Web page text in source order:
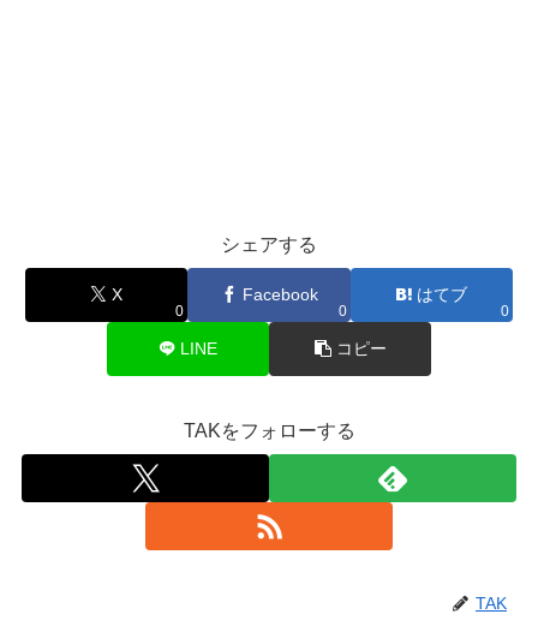
シェアする
X
0
Facebook
0
はてブ
0
LINE コピー
TAKをフォローする
TAK